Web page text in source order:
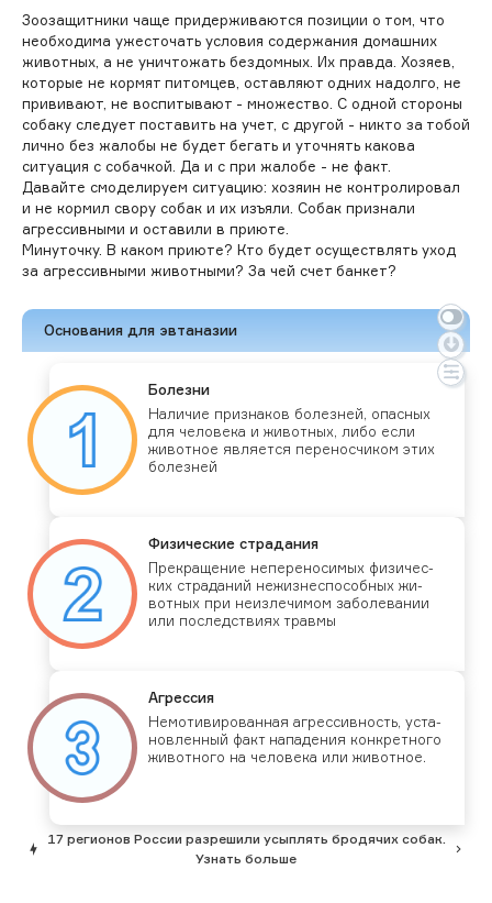
Зоозащитники чаще придерживаются позиции о том, что
необходима ужесточать условия содержания домашних
животных, а не уничтожать бездомных. Их правда. Хозяев,
которые не кормят питомцев, оставляют одних надолго, не
прививают, не воспитывают - множество. С одной стороны
собаку следует поставить на учет, с другой - никто за тобой
лично без жалобы не будет бегать и уточнять какова
ситуация с собачкой. Да и с при жалобе - не факт.
Давайте смоделируем ситуацию: хозяин не контролировал
и не кормил свору собак и их изъяли. Собак признали
агрессивными и оставили в приюте.
Минуточку. В каком приюте? Кто будет осуществлять уход
за агрессивными животными? За чей счет банкет?
Основания для эвтаназии
Бо­лез­ни
На­личие приз­на­ков бо­лез­ней, опас­ных
для че­лове­ка и жи­вот­ных, ли­бо ес­ли
жи­вот­ное яв­ля­ет­ся пе­ренос­чи­ком этих
бо­лез­ней
Фи­зичес­кие стра­дания
Прек­ра­щение не­пере­носи­мых фи­зичес­
ких стра­даний не­жиз­неспо­соб­ных жи­
вот­ных при не­из­ле­чимом за­боле­вании
или пос­ледс­тви­ях трав­мы
Аг­рессия
Не­моти­виро­ван­ная аг­рессив­ность, ус­та­
нов­ленный факт на­паде­ния кон­крет­но­го
жи­вот­но­го на че­лове­ка или жи­вот­ное.
17 регионов России разрешили усыплять бродячих собак.
Узнать больше